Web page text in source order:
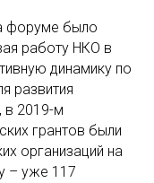
форуме было
работу НКО в
динамику по
развития
в 2019-м
грантов были
организаций на
– уже 117